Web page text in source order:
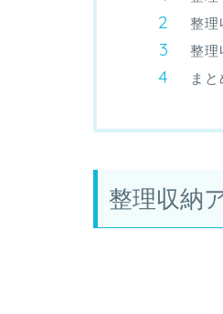
整理
整理
まと
整理収納